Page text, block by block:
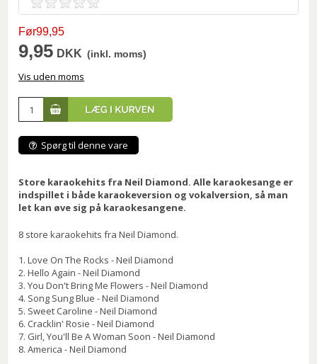
Før99,95
9,95 DKK (inkl. moms)
Vis uden moms
Spørg til denne vare
Store karaokehits fra Neil Diamond. Alle karaokesange er
indspillet i både karaokeversion og vokalversion, så man
let kan øve sig på karaokesangene.
8 store karaokehits fra Neil Diamond.
1. Love On The Rocks - Neil Diamond
2. Hello Again - Neil Diamond
3. You Don't Bring Me Flowers - Neil Diamond
4. Song Sung Blue - Neil Diamond
5. Sweet Caroline - Neil Diamond
6. Cracklin' Rosie - Neil Diamond
7. Girl, You'll Be A Woman Soon - Neil Diamond
8. America - Neil Diamond